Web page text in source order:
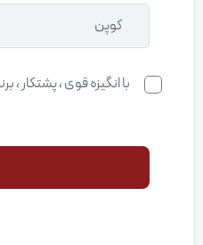
با انگیزه قوی ، پشتکار